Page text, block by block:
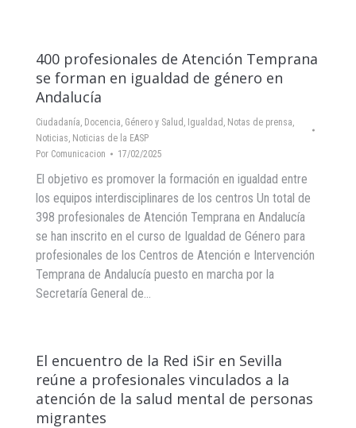
400 profesionales de Atención Temprana
se forman en igualdad de género en
Andalucía
Ciudadanía, Docencia, Género y Salud , Igualdad , Notas de prensa,
Noticias, Noticias de la EASP
Por Comunicacion 17/02/2025
El objetivo es promover la formación en igualdad entre
los equipos interdisciplinares de los centros Un total de
398 profesionales de Atención Temprana en Andalucía
se han inscrito en el curso de Igualdad de Género para
profesionales de los Centros de Atención e Intervención
Temprana de Andalucía puesto en marcha por la
Secretaría General de…
El encuentro de la Red iSir en Sevilla
reúne a profesionales vinculados a la
atención de la salud mental de personas
migrantes